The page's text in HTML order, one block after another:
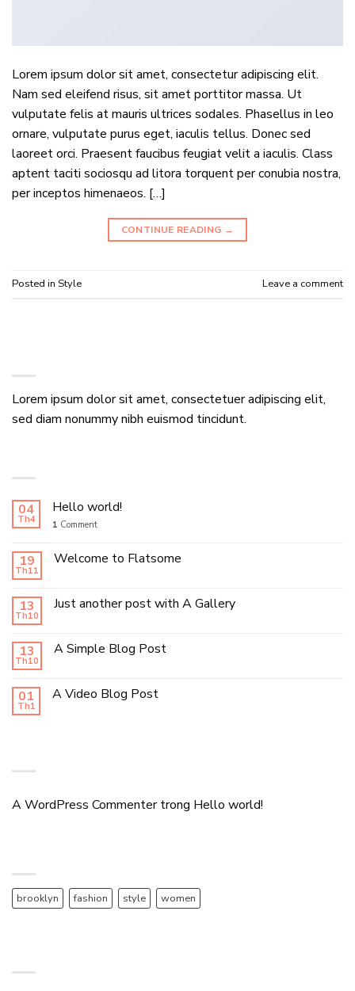
Lorem ipsum dolor sit amet, consectetur adipiscing elit.
Nam sed eleifend risus, sit amet porttitor massa. Ut
vulputate felis at mauris ultrices sodales. Phasellus in leo
ornare, vulputate purus eget, iaculis tellus. Donec sed
laoreet orci. Praesent faucibus feugiat velit a iaculis. Class
aptent taciti sociosqu ad litora torquent per conubia nostra,
per inceptos himenaeos. […]
CONTINUE READING →
Posted in Style Leave a comment
Lorem ipsum dolor sit amet, consectetuer adipiscing elit,
sed diam nonummy nibh euismod tincidunt.
04
Th4
Hello world!
1 Comment
19
Th11
Welcome to Flatsome
13
Th10
Just another post with A Gallery
13
Th10
A Simple Blog Post
01
Th1
A Video Blog Post
A WordPress Commentertrong Hello world!
brooklyn fashion style women